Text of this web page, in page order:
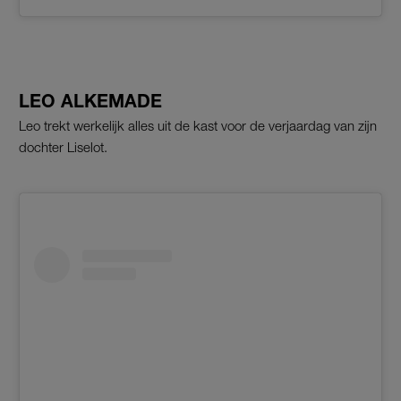
LEO ALKEMADE
Leo trekt werkelijk alles uit de kast voor de verjaardag van zijn
dochter Liselot.